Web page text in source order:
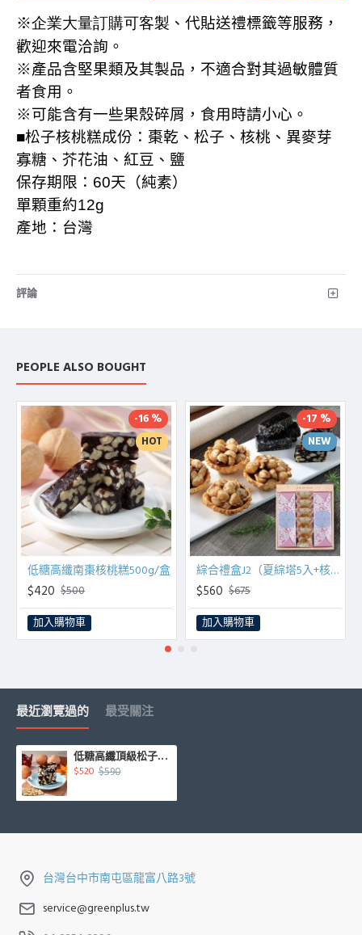
※企業大量訂購可客製 、代貼送禮標籤等服務，
歡迎來電洽詢 。
※產品含堅果類及其製品，不適合對其過敏體質
者食用。
※可能含有一些果殼碎屑，食用時請小心。
■松子核桃糕成份：棗乾、松子、核桃、異麥芽
寡糖、 芥花油 、紅豆、鹽
保存期限： 60天（純素）
單顆重約12g
產地：台灣
評論
PEOPLE ALSO BOUGHT
HOT
-16 %
低糖高纖南棗核桃糕500g/盒
$420 $500
加入購物車
NEW
-17 %
綜合禮盒J2（夏綜塔5入+核桃糕200g+芝麻糕240g）
$560 $675
加入購物車
最近瀏覽過的 最受關注
低糖高纖頂級松子核桃糕450g/盒
$520 $590
台灣台中市南屯區龍富八路3號
service@greenplus.tw